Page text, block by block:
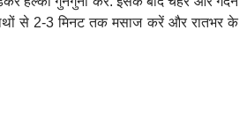
से 2-3 मिनट तक मसाज करें और रातभर के